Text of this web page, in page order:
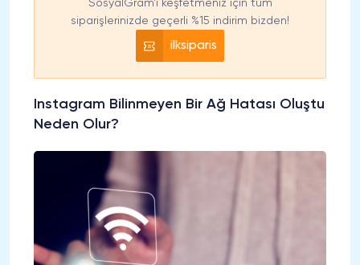
SosyalGram’ı keşfetmeniz için tüm
siparişlerinizde geçerli %15 indirim bizden!
ilksiparis
Instagram Bilinmeyen Bir Ağ Hatası Oluştu
Neden Olur?